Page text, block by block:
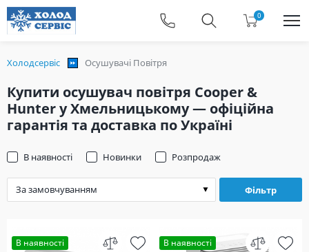
0
Холодсервіс Осушувачі Повітря
Купити осушувач повітря Cooper &
Hunter у Хмельницькому — офіційна
гарантія та доставка по Україні
Фільтр
В наявності Новинки Розпродаж
В наявності В наявності